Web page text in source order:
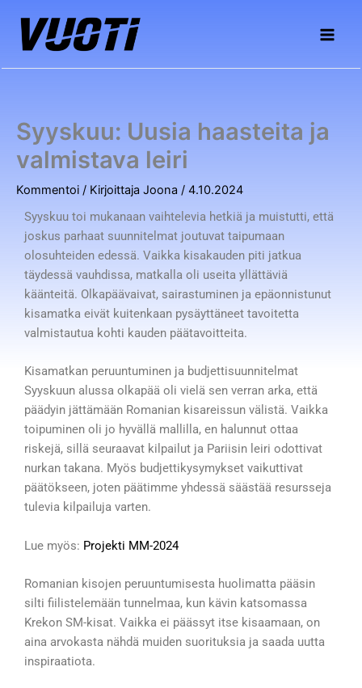
sisältöön
Syyskuu: Uusia haasteita ja
valmistava leiri
Kommentoi / Kirjoittaja Joona / 4.10.2024
Syyskuu toi mukanaan vaihtelevia hetkiä ja muistutti, että
joskus parhaat suunnitelmat joutuvat taipumaan
olosuhteiden edessä. Vaikka kisakauden piti jatkua
täydessä vauhdissa, matkalla oli useita yllättäviä
käänteitä. Olkapäävaivat, sairastuminen ja epäonnistunut
kisamatka eivät kuitenkaan pysäyttäneet tavoitetta
valmistautua kohti kauden päätavoitteita.
Kisamatkan peruuntuminen ja budjettisuunnitelmat
Syyskuun alussa olkapää oli vielä sen verran arka, että
päädyin jättämään Romanian kisareissun välistä. Vaikka
toipuminen oli jo hyvällä mallilla, en halunnut ottaa
riskejä, sillä seuraavat kilpailut ja Pariisin leiri odottivat
nurkan takana. Myös budjettikysymykset vaikuttivat
päätökseen, joten päätimme yhdessä säästää resursseja
tulevia kilpailuja varten.
Lue myös: Projekti MM-2024
Romanian kisojen peruuntumisesta huolimatta pääsin
silti fiilistelemään tunnelmaa, kun kävin katsomassa
Krekon SM-kisat. Vaikka ei päässyt itse kisaamaan, on
aina arvokasta nähdä muiden suorituksia ja saada uutta
inspiraatiota.